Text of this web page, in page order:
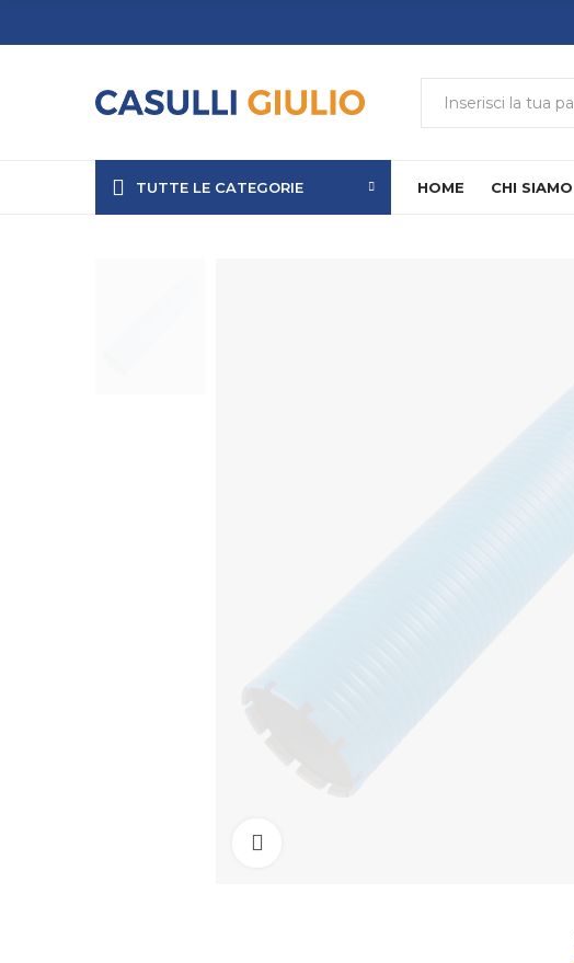
TUTTE LE CATEGORIE HOME CHI SIAMO